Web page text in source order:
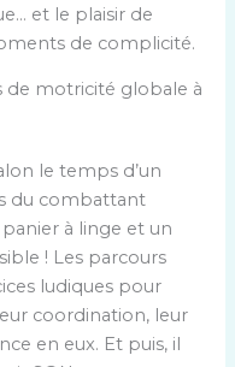
et le plaisir de
de complicité.
de motricité globale à
le temps d’un
du combattant
à linge et un
! Les parcours
ludiques pour
coordination, leur
en eux. Et puis, il